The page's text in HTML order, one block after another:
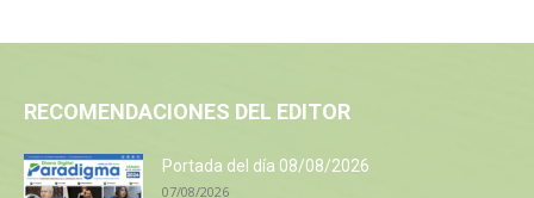
RECOMENDACIONES DEL EDITOR
Portada del día 08/08/2026
07/08/2026